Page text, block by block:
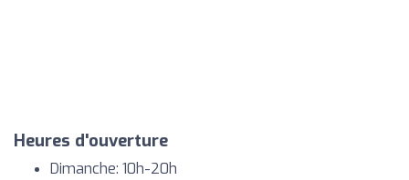
Heures d'ouverture
Dimanche: 10h-20h